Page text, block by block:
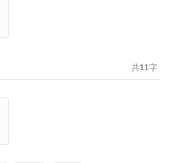
共11字